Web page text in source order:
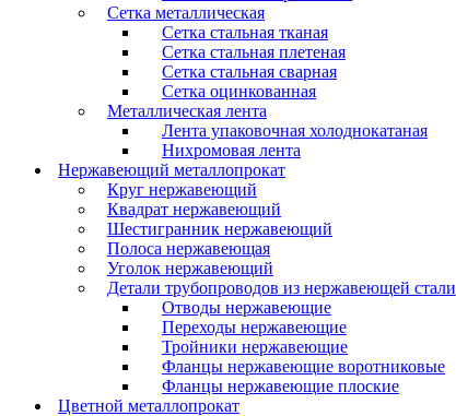
Сетка металлическая
Сетка стальная тканая
Сетка стальная плетеная
Сетка стальная сварная
Сетка оцинкованная
Металлическая лента
Лента упаковочная холоднокатаная
Нихромовая лента
Нержавеющий металлопрокат
Круг нержавеющий
Квадрат нержавеющий
Шестигранник нержавеющий
Полоса нержавеющая
Уголок нержавеющий
Детали трубопроводов из нержавеющей стали
Отводы нержавеющие
Переходы нержавеющие
Тройники нержавеющие
Фланцы нержавеющие воротниковые
Фланцы нержавеющие плоские
Цветной металлопрокат